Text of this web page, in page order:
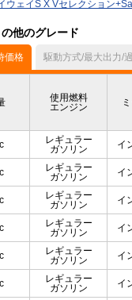
ウェイS X Vセレクション
他のグレード
価格 駆動方式/最大出力/
使用燃料
エンジン
レギュラー
ガソリン
イ
レギュラー
ガソリン
イ
レギュラー
ガソリン
イ
レギュラー
ガソリン
イ
レギュラー
ガソリン
イ
レギュラー
ガソリン
イ